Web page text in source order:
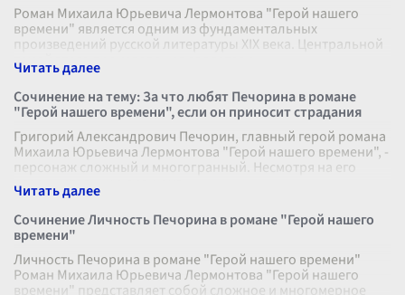
Роман Михаила Юрьевича Лермонтова "Герой нашего
времени" является одним из фундаментальных
произведений русской литературы XIX века. Центральной
темой этого произведения является с
Сочинение на тему: За что любят Печорина в романе
"Герой нашего времени", если он приносит страдания
Григорий Александрович Печорин, главный герой романа
Михаила Юрьевича Лермонтова "Герой нашего времени", -
персонаж сложный и многогранный. Несмотря на его
разрушительную силу и ча
Сочинение Личность Печорина в романе "Герой нашего
времени"
Личность Печорина в романе "Герой нашего времени"
Роман Михаила Юрьевича Лермонтова "Герой нашего
времени" представляет собой сложное и многомерное